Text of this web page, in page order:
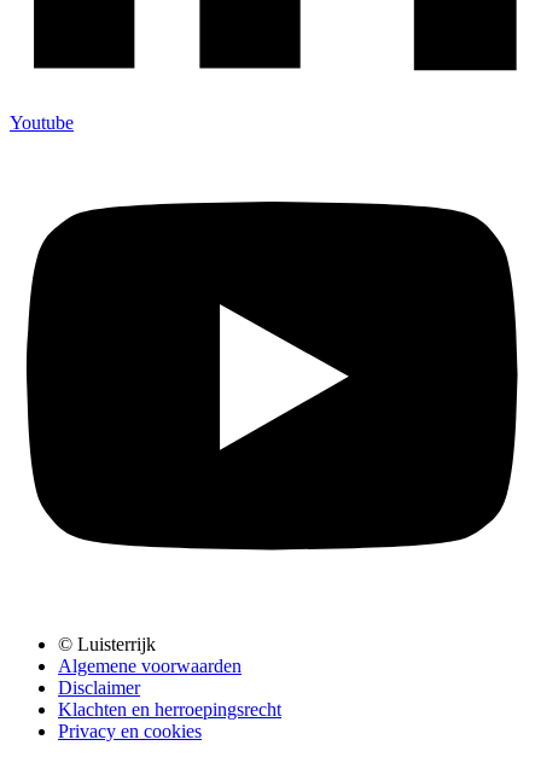
Youtube
© Luisterrijk
Algemene voorwaarden
Disclaimer
Klachten en herroepingsrecht
Privacy en cookies